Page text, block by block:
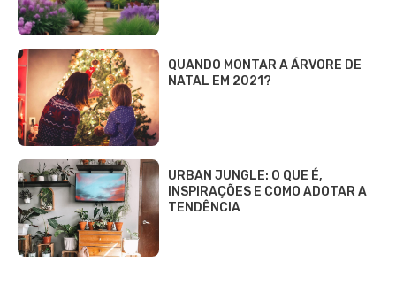
QUANDO MONTAR A ÁRVORE DE
NATAL EM 2021?
URBAN JUNGLE: O QUE É,
INSPIRAÇÕES E COMO ADOTAR A
TENDÊNCIA